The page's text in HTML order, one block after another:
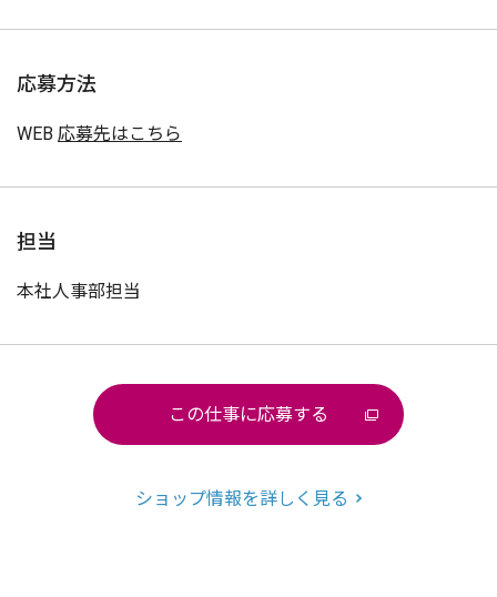
応募方法
WEB 応募先はこちら
担当
本社人事部担当
この仕事に応募する
ショップ情報を詳しく見る